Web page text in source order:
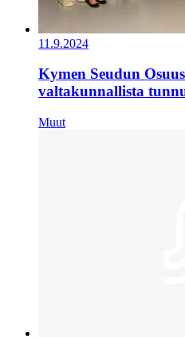
11.9.2024
Kymen Seudun
valtakunnallista
Muut